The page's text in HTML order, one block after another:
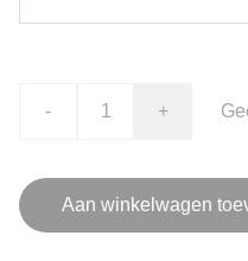
- +
Aan winkelwagen